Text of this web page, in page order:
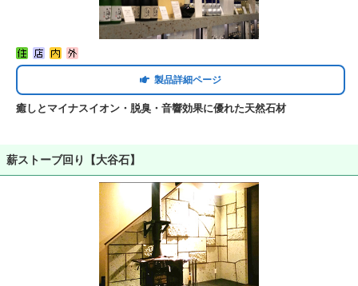
製品詳細ページ
癒しとマイナスイオン・脱臭・音響効果に優れた天然石材
薪ストーブ回り【大谷石】